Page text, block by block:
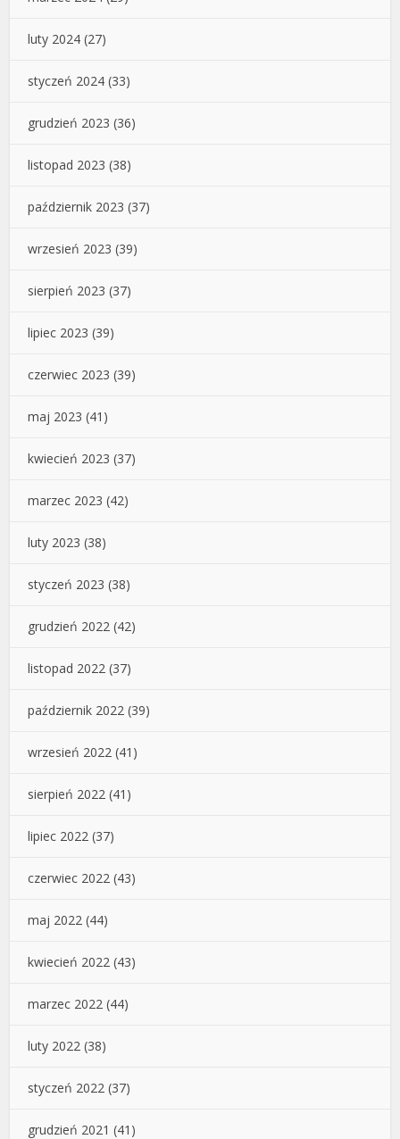
luty 2024 (27)
styczeń 2024 (33)
grudzień 2023 (36)
listopad 2023 (38)
październik 2023 (37)
wrzesień 2023 (39)
sierpień 2023 (37)
lipiec 2023 (39)
czerwiec 2023 (39)
maj 2023 (41)
kwiecień 2023 (37)
marzec 2023 (42)
luty 2023 (38)
styczeń 2023 (38)
grudzień 2022 (42)
listopad 2022 (37)
październik 2022 (39)
wrzesień 2022 (41)
sierpień 2022 (41)
lipiec 2022 (37)
czerwiec 2022 (43)
maj 2022 (44)
kwiecień 2022 (43)
marzec 2022 (44)
luty 2022 (38)
styczeń 2022 (37)
grudzień 2021 (41)